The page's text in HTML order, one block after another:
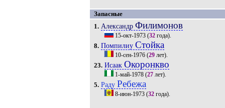
Запасные
1. Александр Филимонов
15-окт-1973(32года).
8. Помпилиу Стойка
10-сен-1976(29лет).
23. Исаак Окоронкво
1-май-1978(27лет).
5. Раду Ребежа
8-июн-1973(32года).